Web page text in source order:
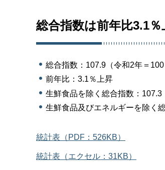
総合指数は前年比3.1％
総合指数：107.9（令和2年＝100
前年比：3.1％上昇
生鮮食品を除く総合指数：107.3
生鮮食品及びエネルギーを除く
統計表（PDF：526KB）
統計表（エクセル：31KB）